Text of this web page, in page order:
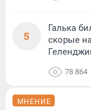
5
Галька
скорые
78 864
МНЕНИЕ